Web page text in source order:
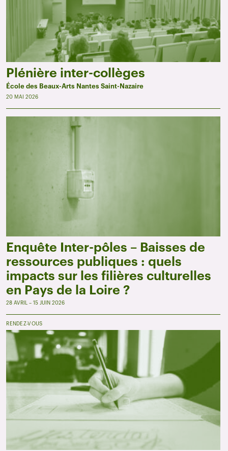
Plénière inter-collèges
École des Beaux-Arts Nantes Saint-Nazaire
20 MAI 2026
Enquête Inter-pôles – Baisses de
ressources publiques : quels
impacts sur les filières culturelles
en Pays de la Loire ?
28 AVRIL – 15 JUIN 2026
RENDEZ-VOUS